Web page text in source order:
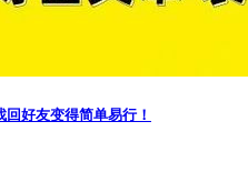
好友变得简单易行！